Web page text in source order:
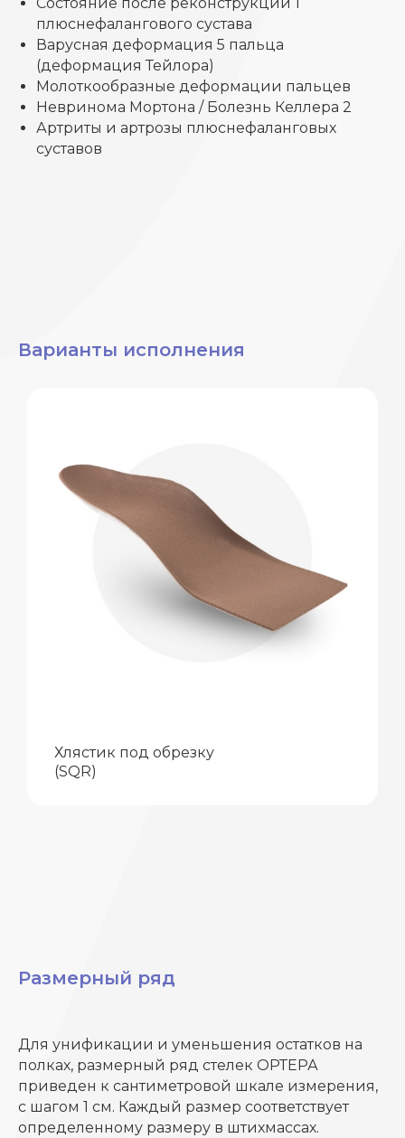
плюснефалангового сустава
Варусная деформация 5 пальца
(деформация Тейлора)
Молоткообразные деформации пальцев
Невринома Мортона / Болезнь Келлера 2
Артриты и артрозы плюснефаланговых
суставов
Варианты исполнения
Хлястик под обрезку
(SQR)
Размерный ряд
Для унификации и уменьшения остатков на
полках, размерный ряд стелек ОРТЕРА
приведен к сантиметровой шкале измерения,
с шагом 1 см. Каждый размер соответствует
определенному размеру в штихмассах.